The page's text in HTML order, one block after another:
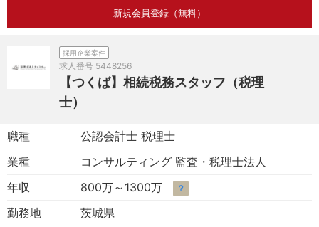
新規会員登録（無料）
採用企業案件
求人番号 5448256
【つくば】相続税務スタッフ（税理
士）
職種
公認会計士 税理士
業種
コンサルティング 監査・税理士法人
年収
800万～1300万 ？
勤務地 茨城県